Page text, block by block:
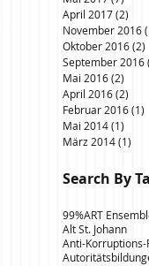
April 2017(2)
November 2016
Oktober 2016(2)
September 2016
Mai 2016(2)
April 2016(2)
Februar 2016(1)
Mai 2014(1)
März 2014(1)
Search By
99%ART
Alt St. Johann
Anti-Korruptions-